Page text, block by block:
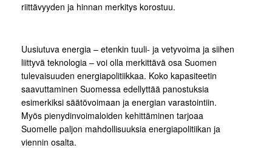
riittävyyden ja hinnan merkitys korostuu.
Uusiutuva energia – etenkin tuuli- ja vetyvoima ja siihen
liittyvä teknologia – voi olla merkittävä osa Suomen
tulevaisuuden energiapolitiikkaa. Koko kapasiteetin
saavuttaminen Suomessa edellyttää panostuksia
esimerkiksi säätövoimaan ja energian varastointiin.
Myös pienydinvoimaloiden kehittäminen tarjoaa
Suomelle paljon mahdollisuuksia energiapolitiikan ja
viennin osalta.